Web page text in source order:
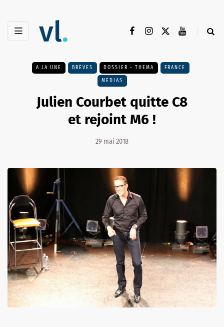
A LA UNE BRÈVES DOSSIER - THEMA FRANCE
MÉDIAS
Julien Courbet quitte C8
et rejoint M6 !
29 mai 2018